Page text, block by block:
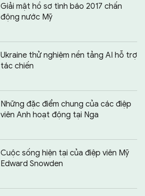
Giải mật hồ sơ tình báo 2017 chấn
động nước Mỹ
Ukraine thử nghiệm nền tảng AI hỗ trợ
tác chiến
Những đặc điểm chung của các điệp
viên Anh hoạt động tại Nga
Cuộc sống hiện tại của điệp viên Mỹ
Edward Snowden